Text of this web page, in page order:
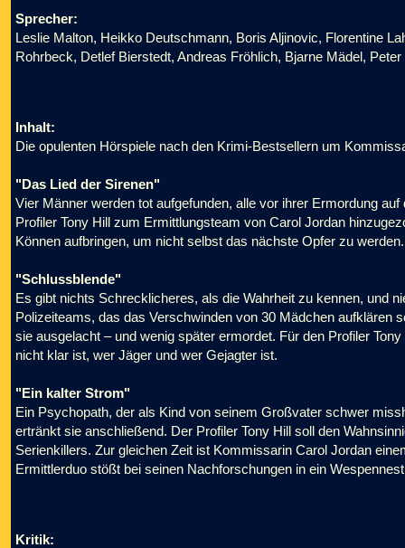
Sprecher:
Leslie Malton, Heikko Deutschmann, Boris Aljinovic, Florentine
Rohrbeck, Detlef Bierstedt, Andreas Fröhlich, Bjarne Mädel,
Inhalt:
Die opulenten Hörspiele nach den Krimi-Bestsellern um
"Das Lied der Sirenen"
Vier Männer werden tot aufgefunden, alle vor ihrer Ermordung
Profiler Tony Hill zum Ermittlungsteam von Carol Jordan
Können aufbringen, um nicht selbst das nächste Opfer zu werden.
"Schlussblende"
Es gibt nichts Schrecklicheres, als die Wahrheit zu kennen, und
Polizeiteams, das das Verschwinden von 30 Mädchen aufklären
sie ausgelacht – und wenig später ermordet. Für den Profiler
nicht klar ist, wer Jäger und wer Gejagter ist.
"Ein kalter Strom"
Ein Psychopath, der als Kind von seinem Großvater schwer
ertränkt sie anschließend. Der Profiler Tony Hill soll den
Serienkillers. Zur gleichen Zeit ist Kommissarin Carol Jordan
Ermittlerduo stößt bei seinen Nachforschungen in ein
Kritik: